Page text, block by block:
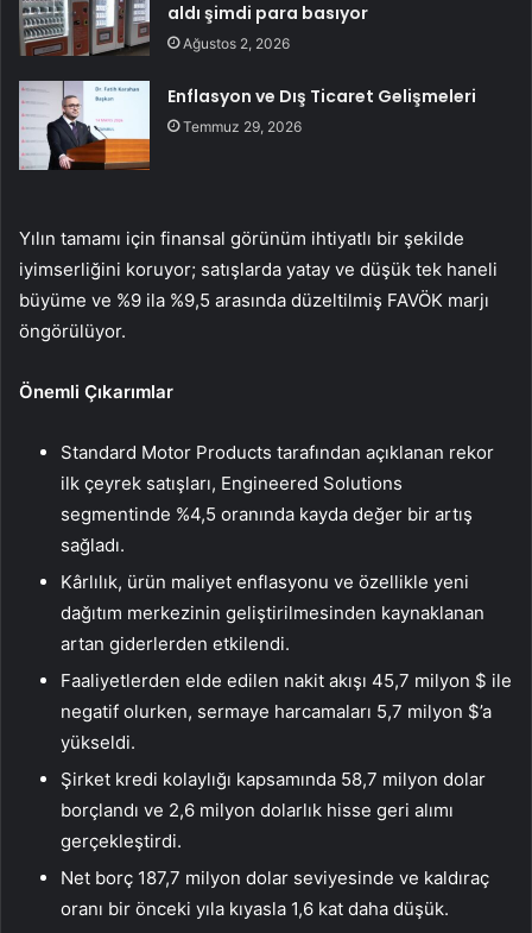
aldı şimdi para basıyor
Ağustos 2, 2026
Enflasyon ve Dış Ticaret Gelişmeleri
Temmuz 29, 2026
Yılın tamamı için finansal görünüm ihtiyatlı bir şekilde
iyimserliğini koruyor; satışlarda yatay ve düşük tek haneli
büyüme ve %9 ila %9,5 arasında düzeltilmiş FAVÖK marjı
öngörülüyor.
Önemli Çıkarımlar
Standard Motor Products tarafından açıklanan rekor
ilk çeyrek satışları, Engineered Solutions
segmentinde %4,5 oranında kayda değer bir artış
sağladı.
Kârlılık, ürün maliyet enflasyonu ve özellikle yeni
dağıtım merkezinin geliştirilmesinden kaynaklanan
artan giderlerden etkilendi.
Faaliyetlerden elde edilen nakit akışı 45,7 milyon $ ile
negatif olurken, sermaye harcamaları 5,7 milyon $’a
yükseldi.
Şirket kredi kolaylığı kapsamında 58,7 milyon dolar
borçlandı ve 2,6 milyon dolarlık hisse geri alımı
gerçekleştirdi.
Net borç 187,7 milyon dolar seviyesinde ve kaldıraç
oranı bir önceki yıla kıyasla 1,6 kat daha düşük.